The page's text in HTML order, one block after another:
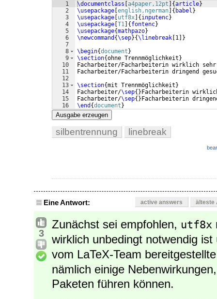
1
2
3
4
5
6
7
8
9
10
11
12
13
14
15
16
\documentclass a4paper,12pt {article}
\usepackage english,ngerman { babel }
\usepackage utf8x { inputenc}
\usepackage T1 { fontenc}
\usepackage{mathpazo}
\newcommand {\sep}{\linebreak 1 ]}
\begin{document }
\section{ohne Trennmöglichkeit }
Facharbeiter/Facharbeiterin wirklich
Facharbeiter/Facharbeiterin dringend
\section{mit Trennmöglichkeit }
Facharbeiter/\sep{ } Facharbeiterin
Facharbeiter/\sep{ } Facharbeiterin
\end {document }
Ausgabe erzeugen
silbentrennung linebreak
Eine Antwort: active answers älteste
3
Zunächst sei empfohlen, utf8x
wirklich unbedingt notwendig
vom LaTeX-Team
nämlich einige
Paketen führen können.